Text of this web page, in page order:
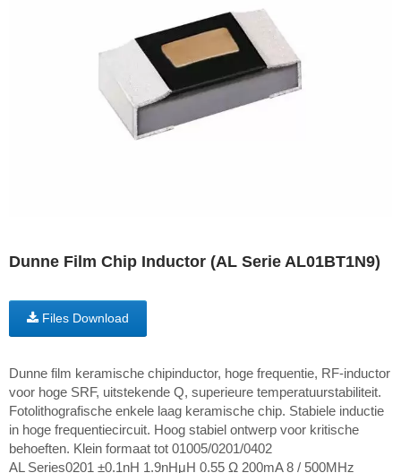
Dunne Film Chip Inductor (AL Serie AL01BT1N9)
Files Download
Dunne film keramische chipinductor, hoge frequentie, RF-inductor
voor hoge SRF, uitstekende Q, superieure temperatuurstabiliteit.
Fotolithografische enkele laag keramische chip. Stabiele inductie
in hoge frequentiecircuit. Hoog stabiel ontwerp voor kritische
behoeften. Klein formaat tot 01005/0201/0402
AL Series0201 ±0.1nH 1.9nHμH 0.55 Ω 200mA 8 / 500MHz